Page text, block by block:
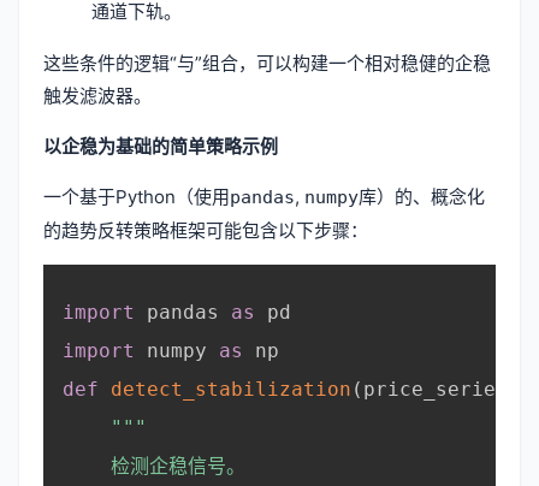
通道下轨。
这些条件的逻辑“与”组合，可以构建一个相对稳健的企稳
触发滤波器。
以企稳为基础的简单策略示例
一个基于Python（使用pandas, numpy库）的、概念化
的趋势反转策略框架可能包含以下步骤：
import pandas as
pd
import
numpy as
np
def
detect_stabilization ( price_series
"""
    检测企稳信号。